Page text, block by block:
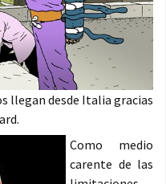
llegan desde Italia gracias
Como medio
carente de las